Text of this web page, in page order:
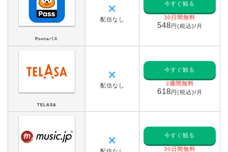
Pontaパス
✕
配信なし
今すぐ観る
30日間無料
548円(税込)/月
TELASA
✕
配信なし
今すぐ観る
2週間無料
618円(税込)/月
✕ 今すぐ観る
30日間無料